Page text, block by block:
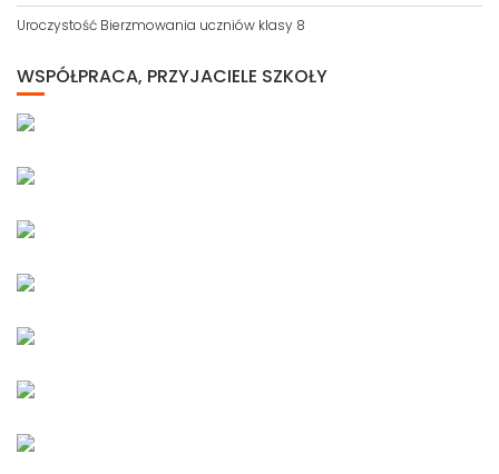
Uroczystość Bierzmowania uczniów klasy 8
WSPÓŁPRACA, PRZYJACIELE SZKOŁY